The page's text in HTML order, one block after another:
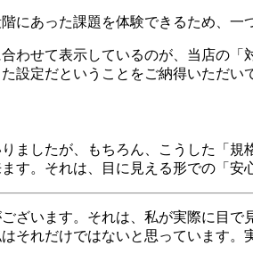
にあった課題を体験できるため、
わせて表示しているのが、当店の
設定だということをご納得いただい
ましたが、もちろん、こうした「
す。それは、目に見える形での「安
ざいます。それは、私が実際に目
それだけではないと思っています